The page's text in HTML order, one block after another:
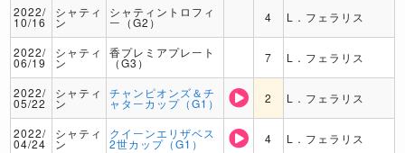
2022/
10/16
シャティ
ン
シャティントロフィ
ー（G2） 4 L．フェラリス
2022/
06/19
シャティ
ン
香プレミアプレート
（G3） 7 L．フェラリス
2022/
05/22
シャティ
ン
チャンピオンズ＆チ
ャターカップ（G1） 2 L．フェラリス
2022/
04/24
シャティ
ン
クイーンエリザベス
2世カップ（G1） 4 L．フェラリス